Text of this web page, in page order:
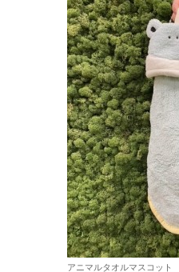
アニマルタオルマスコッ